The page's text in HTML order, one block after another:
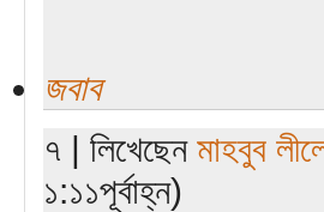
জবাব
৭ | লিখেছেন মাহবুব
১:১১পূর্বাহ্ন)